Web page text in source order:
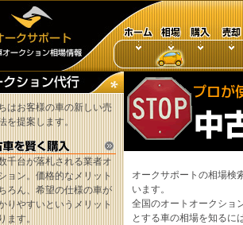
はお客様の車の新しい売
を提案します。
千台が落札される業者オ
ョン。価格的なメリット
ろん、希望の仕様の車が
りやすいというメリット
ます。
オークサポートの相場検
います。
全国のオートオークショ
とする車の相場を知るに